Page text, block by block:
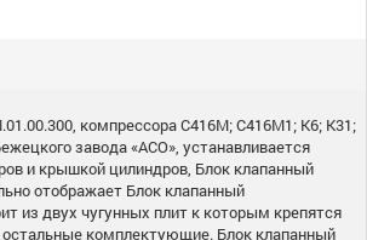
компрессора С416М; С416М1; К6; К31;
завода «АСО», устанавливается
и крышкой цилиндров, Блок клапанный
отображает Блок клапанный
из двух чугунных плит к которым крепятся
комплектующие. Блок клапанный